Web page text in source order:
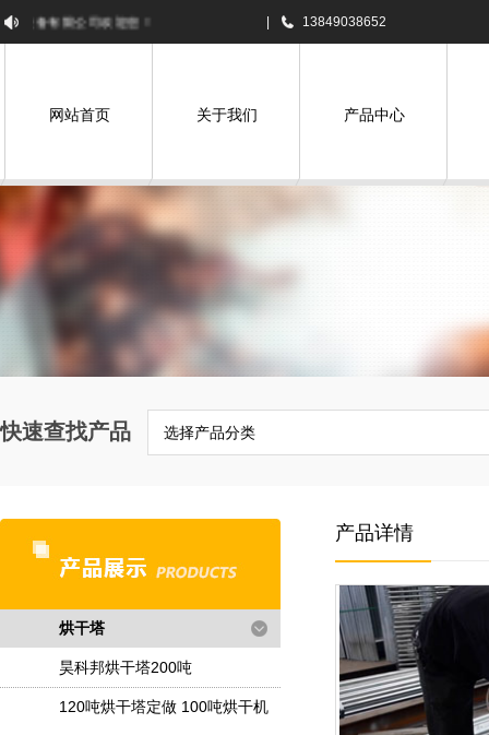
有限公司欢迎您！ 13849038652
网站首页 关于我们 产品中心
快速查找产品 选择产品分类
烘干塔
昊科邦烘干塔200吨
120吨烘干塔定做 100吨烘干机
产品详情